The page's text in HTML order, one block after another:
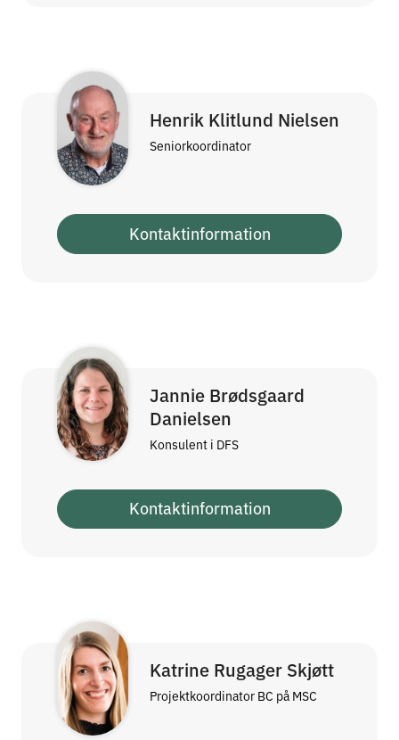
Henrik Klitlund Nielsen
Seniorkoordinator
Kontaktinformation
Jannie Brødsgaard
Danielsen
Konsulent i DFS
Kontaktinformation
Katrine Rugager Skjøtt
Projektkoordinator BC på MSC